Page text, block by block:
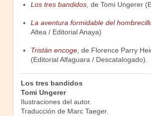
Los tres bandidos, de Tomi Ungerer
La aventura formidable del
Altea / Editorial Anaya)
Tristán encoge, de Florence Parry
(Editorial Alfaguara / Descatalogado).
Los tres bandidos
Tomi Ungerer
Ilustraciones del autor.
Traducción de Marc Taeger.